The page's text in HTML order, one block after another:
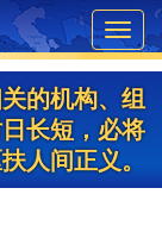
的机构、组
长短，必将
人间正义。